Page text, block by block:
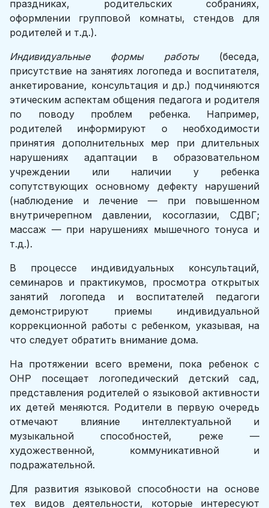
праздниках, родительских собраниях,
оформлении групповой комнаты, стендов для
родителей и т.д.).
Индивидуальные формы работы(беседа,
присутствие на занятиях логопеда и воспитателя,
анкетирование, консультация и др.) подчиняются
этическим аспектам общения педагога и родителя
по поводу проблем ребенка. Например,
родителей информируют о необходимости
принятия дополнительных мер при длительных
нарушениях адаптации в образовательном
учреждении или наличии у ребенка
сопутствующих основному дефекту нарушений
(наблюдение и лечение — при повышенном
внутричерепном давлении, косоглазии, СДВГ;
массаж — при нарушениях мышечного тонуса и
т.д.).
В процессе индивидуальных консультаций,
семинаров и практикумов, просмотра открытых
занятий логопеда и воспитателей педагоги
демонстрируют приемы индивидуальной
коррекционной работы с ребенком, указывая, на
что следует обратить внимание дома.
На протяжении всего времени, пока ребенок с
ОНР посещает логопедический детский сад,
представления родителей о языковой активности
их детей меняются. Родители в первую очередь
отмечают влияние интеллектуальной и
музыкальной способностей, реже —
художественной, коммуникативной и
подражательной.
Для развития языковой способности на основе
тех видов деятельности, которые интересуют